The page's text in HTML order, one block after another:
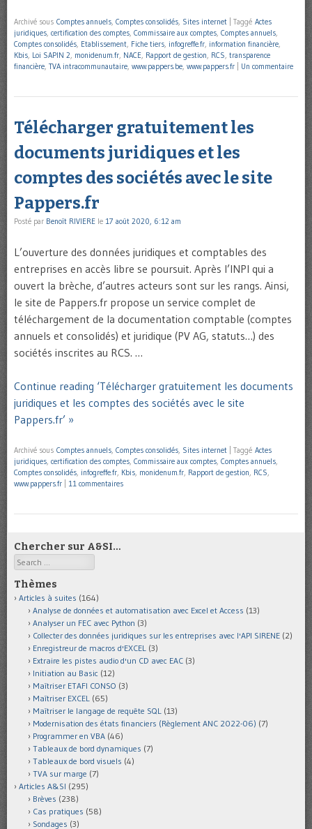
Archivé sous Comptes annuels, Comptes consolidés, Sites internet Taggé Actes
juridiques, certification des comptes, Commissaire aux comptes, Comptes annuels,
Comptes consolidés, Etablissement, Fiche tiers, infogreffe.fr, information financière,
Kbis, Loi SAPIN 2, monidenum.fr, NACE, Rapport de gestion, RCS, transparence
financière, TVA intracommunautaire, www.pappers.be, www.pappers.fr Un commentaire
Télécharger gratuitement les
documents juridiques et les
comptes des sociétés avec le site
Pappers.fr
Posté par Benoît RIVIERE le 17 août 2020, 6:12 am
L’ouverture des données juridiques et comptables des
entreprises en accès libre se poursuit. Après l’INPI qui a
ouvert la brèche, d’autres acteurs sont sur les rangs. Ainsi,
le site de Pappers.fr propose un service complet de
téléchargement de la documentation comptable (comptes
annuels et consolidés) et juridique (PV AG, statuts…) des
sociétés inscrites au RCS. …
Continue reading ‘Télécharger gratuitement les documents
juridiques et les comptes des sociétés avec le site
Pappers.fr’ »
Archivé sous Comptes annuels, Comptes consolidés, Sites internet Taggé Actes
juridiques, certification des comptes, Commissaire aux comptes, Comptes annuels,
Comptes consolidés, infogreffe.fr, Kbis, monidenum.fr, Rapport de gestion, RCS,
www.pappers.fr
11 commentaires
Chercher sur A&SI…
Search
Thèmes
Articles à suites (164)
Analyse de données et automatisation avec Excel et Access (13)
Analyser un FEC avec Python (3)
Collecter des données juridiques sur les entreprises avec l'API SIRENE (2)
Enregistreur de macros d'EXCEL (3)
Extraire les pistes audio d'un CD avec EAC (3)
Initiation au Basic (12)
Maîtriser ETAFI CONSO (3)
Maîtriser EXCEL (65)
Maîtriser le langage de requête SQL (13)
Modernisation des états financiers (Règlement ANC 2022-06) (7)
Programmer en VBA (46)
Tableaux de bord dynamiques (7)
Tableaux de bord visuels (4)
TVA sur marge (7)
Articles A&SI (295)
Brèves (238)
Cas pratiques (58)
Sondages (3)